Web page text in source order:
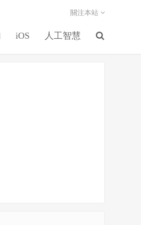
iOS 人工智慧
關注本站